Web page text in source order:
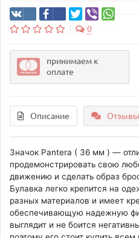
0
принимаем к
оплате
Описание
Значок Pantera ( 36 мм ) —
продемонстрировать свою
движению и сделать образ
Булавка легко крепится на
разных материалов и имеет
обеспечивающую надежную
выглядит и не боится